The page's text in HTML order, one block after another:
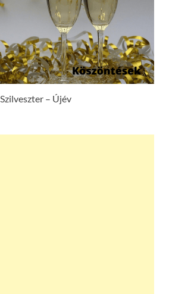
Szilveszter – Újév